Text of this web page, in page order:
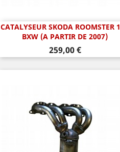
CATALYSEUR SKODA ROOMSTER
BXW (A PARTIR DE 2007)
Prix
259,00 €
Aperçu rapide